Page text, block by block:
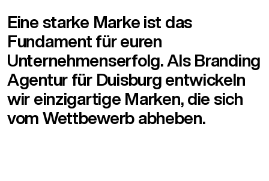
Eine starke Marke ist das
Fundament für euren
Unternehmenserfolg. Als Branding
Agentur für Duisburg entwickeln
wir einzigartige Marken, die sich
vom Wettbewerb abheben.